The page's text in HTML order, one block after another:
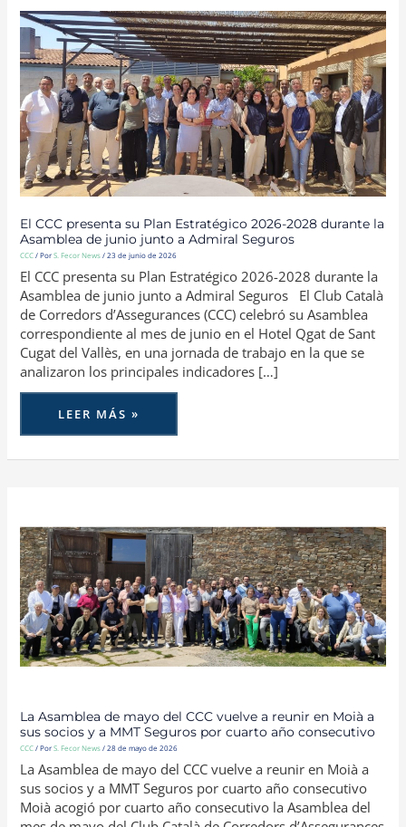
El CCC presenta su Plan Estratégico 2026-2028 durante la
Asamblea de junio junto a Admiral Seguros
CCC/ PorS. Fecor News/23 de junio de 2026
El CCC presenta su Plan Estratégico 2026-2028 durante la
Asamblea de junio junto a Admiral Seguros El Club Català
de Corredors d’Assegurances (CCC) celebró su Asamblea
correspondiente al mes de junio en el Hotel Qgat de Sant
Cugat del Vallès, en una jornada de trabajo en la que se
analizaron los principales indicadores […]
EL
CCC
PRESENTA
SU
PLAN
ESTRATÉGICO
2026-
2028
DURANTE
LA
ASAMBLEA
DE
JUNIO
JUNTO
A
ADMIRAL
SEGUROS
LEER MÁS »
La Asamblea de mayo del CCC vuelve a reunir en Moià a
sus socios y a MMT Seguros por cuarto año consecutivo
CCC/ PorS. Fecor News/28 de mayo de 2026
La Asamblea de mayo del CCC vuelve a reunir en Moià a
sus socios y a MMT Seguros por cuarto año consecutivo
Moià acogió por cuarto año consecutivo la Asamblea del
DE
MAYO
DEL
CCC
VUELVE
A
REUNIR
EN
MOIÀ
A
SUS
SOCIOS
Y
A
CUARTO
AÑO
CONSECUTIVO